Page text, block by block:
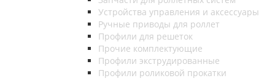
Устройства управления и аксессуары
Ручные приводы для роллет
Профили для решеток
Прочие комплектующие
Профили экструдированные
Профили роликовой прокатки